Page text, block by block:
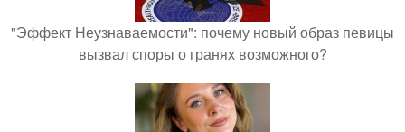
"Эффект Неузнаваемости": почему новый образ певицы
вызвал споры о гранях возможного?